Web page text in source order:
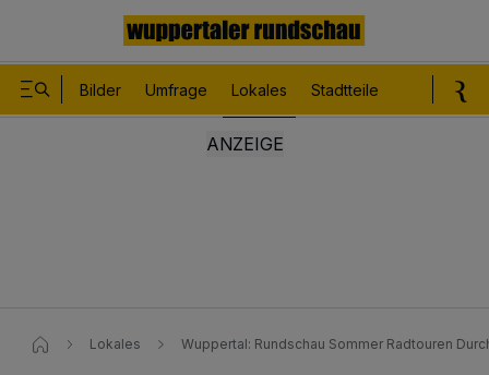
Bilder Umfrage Lokales Stadtteile
Lokales Wuppertal: Rundschau Sommer Radtouren